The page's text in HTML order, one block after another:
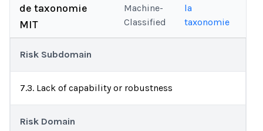
de taxonomie
MIT
Machine-
Classified
la
taxonomie
Risk Subdomain
7.3. Lack of capability or robustness
Risk Domain